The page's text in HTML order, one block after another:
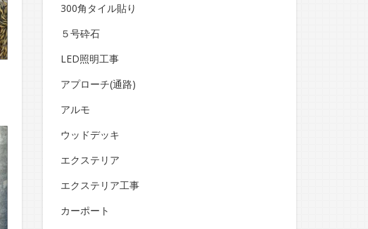
300角タイル貼り
５号砕石
LED照明工事
アプローチ(通路)
アルモ
ウッドデッキ
エクステリア
エクステリア工事
カーポート